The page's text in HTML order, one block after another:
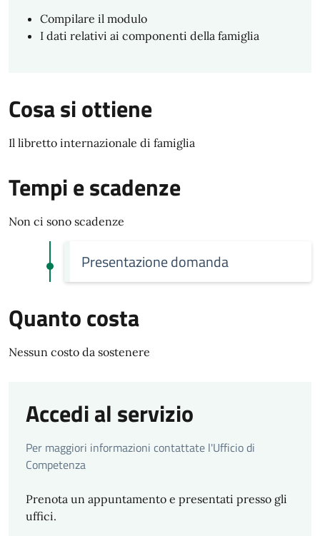
Compilare il modulo
I dati relativi ai componenti della famiglia
Cosa si ottiene
Il libretto internazionale di famiglia
Tempi e scadenze
Non ci sono scadenze
Presentazione domanda
Quanto costa
Nessun costo da sostenere
Accedi al servizio
Per maggiori informazioni contattate l'Ufficio di
Competenza
Prenota un appuntamento e presentati presso gli
uffici.